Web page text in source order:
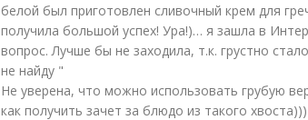
белой был приготовлен сливочный крем для
получила большой успех! Ура!)… я зашла в
вопрос. Лучше бы не заходила, т.к. грустно
не найду "
Не уверена, что можно использовать грубую
как получить зачет за блюдо из такого хвоста)))